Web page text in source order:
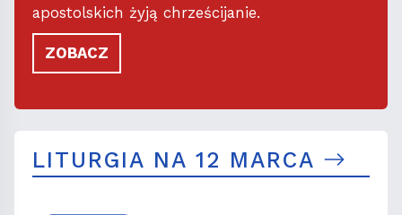
apostolskich żyją chrześcijanie.
ZOBACZ
LITURGIA NA 12 MARCA